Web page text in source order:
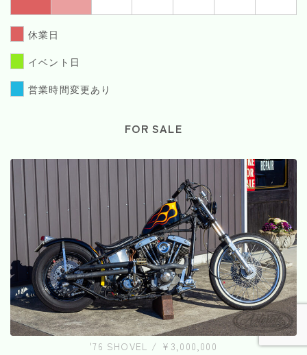
休業日
イベント日
営業時間変更あり
FOR SALE
'76 SHOVEL / ¥3,000,000